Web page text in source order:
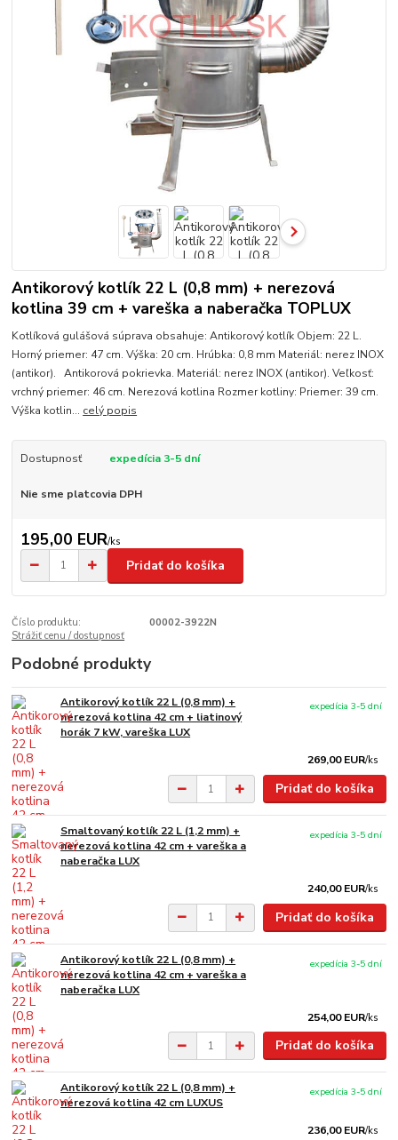
Antikorový kotlík 22 L (0,8 mm) + nerezová
kotlina 39 cm + vareška a naberačka TOPLUX
Kotlíková gulášová súprava obsahuje: Antikorový kotlík Objem: 22 L.
Horný priemer: 47 cm. Výška: 20 cm. Hrúbka: 0,8 mm Materiál: nerez INOX
(antikor). Antikorová pokrievka. Materiál: nerez INOX (antikor). Veľkosť:
vrchný priemer: 46 cm. Nerezová kotlina Rozmer kotliny: Priemer: 39 cm.
Výška kotlin... celý popis
Dostupnosť expedícia 3-5 dní
Nie sme platcovia DPH
195,00 EUR/ks
Pridať do košíka
Číslo produktu:
00002-3922N
Strážiť cenu / dostupnosť
Podobné produkty
Antikorový kotlík 22 L (0,8 mm) +
nerezová kotlina 42 cm + liatinový
horák 7 kW, vareška LUX
269,00 EUR/ks
expedícia 3-5 dní
Pridať do košíka
Smaltovaný kotlík 22 L (1,2 mm) +
nerezová kotlina 42 cm + vareška a
naberačka LUX
240,00 EUR/ks
expedícia 3-5 dní
Pridať do košíka
Antikorový kotlík 22 L (0,8 mm) +
nerezová kotlina 42 cm + vareška a
naberačka LUX
254,00 EUR/ks
expedícia 3-5 dní
Pridať do košíka
Antikorový kotlík 22 L (0,8 mm) +
nerezová kotlina 42 cm LUXUS
236,00 EUR/ks
expedícia 3-5 dní